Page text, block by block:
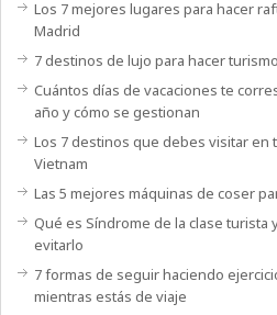
Los 7 mejores lugares para hacer
Madrid
7 destinos de lujo para hacer
Cuántos días de vacaciones te
año y cómo se gestionan
Los 7 destinos que debes visitar en
Vietnam
Las 5 mejores máquinas de coser
Qué es Síndrome de la clase turista
evitarlo
7 formas de seguir haciendo
mientras estás de viaje